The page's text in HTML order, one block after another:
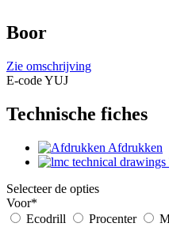
Boor
Zie omschrijving
E-code YUJ
Technische fiches
Afdrukken
Selecteer de opties
Voor*
Ecodrill
Procenter